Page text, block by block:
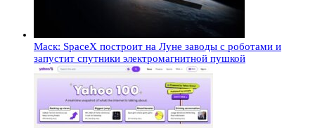
Маск: SpaceX построит на Луне заводы с роботами и
запустит спутники электромагнитной пушкой